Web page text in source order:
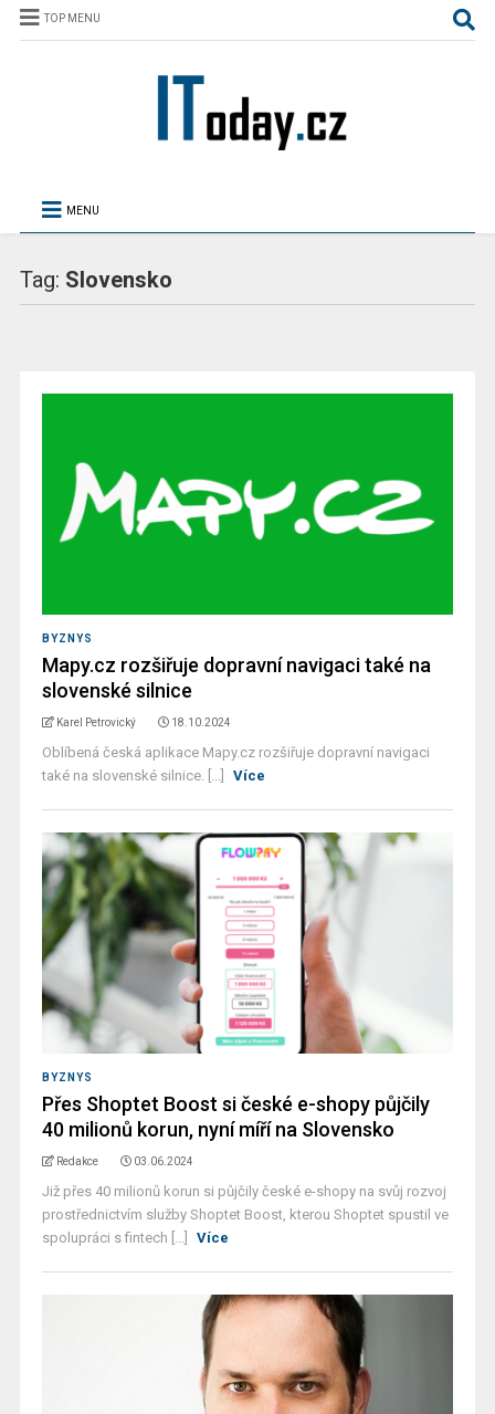
TOP MENU
MENU
Tag: Slovensko
BYZNYS
Mapy.cz rozšiřuje dopravní navigaci také na
slovenské silnice
Karel Petrovický 18.10.2024
Oblíbená česká aplikace Mapy.cz rozšiřuje dopravní navigaci
také na slovenské silnice. [...]
Více
BYZNYS
Přes Shoptet Boost si české e-shopy půjčily
40 milionů korun, nyní míří na Slovensko
Redakce 03.06.2024
Již přes 40 milionů korun si půjčily české e-shopy na svůj rozvoj
prostřednictvím služby Shoptet Boost, kterou Shoptet spustil ve
spolupráci s fintech [...]
Více